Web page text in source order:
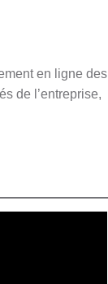
en ligne des
de l’entreprise,